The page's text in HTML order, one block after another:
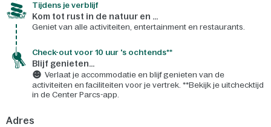
Tijdens je verblijf
Kom tot rust in de natuur en ...
Geniet van alle activiteiten, entertainment en restaurants.
Check-out voor 10 uur 's ochtends**
Blijf genieten...
Verlaat je accommodatie en blijf genieten van de
activiteiten en faciliteiten voor je vertrek. **Bekijk je uitchecktijd
in de Center Parcs-app.
Adres